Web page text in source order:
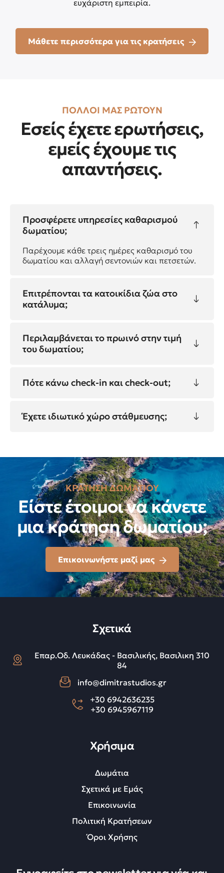
ευχάριστη εμπειρία.
Μάθετε περισσότερα για τις κρατήσεις
ΠΟΛΛΟΙ ΜΑΣ ΡΩΤΟΥΝ
Εσείς έχετε ερωτήσεις,
εμείς έχουμε τις
απαντήσεις.
Προσφέρετε υπηρεσίες καθαρισμού
δωματίου;
Παρέχουμε κάθε τρεις ημέρες καθαρισμό του
δωματίου και αλλαγή σεντονιών και πετσετών.
Επιτρέπονται τα κατοικίδια ζώα στο
κατάλυμα;
Περιλαμβάνεται το πρωινό στην τιμή
του δωματίου;
Πότε κάνω check-in και check-out;
Έχετε ιδιωτικό χώρο στάθμευσης;
ΚΡΑΤΗΣΗ ΔΩΜΑΤΙΟΥ
Είστε έτοιμοι να κάνετε
μια κράτηση δωματίου;
Επικοινωνήστε μαζί μας
Σχετικά
Επαρ.Οδ. Λευκάδας - Βασιλικής, Βασιλικη 310
84
info@dimitrastudios.gr
+30 6942636235
+30 6945967119
Χρήσιμα
Δωμάτια
Σχετικά με Εμάς
Επικοινωνία
Πολιτική Κρατήσεων
Όροι Χρήσης